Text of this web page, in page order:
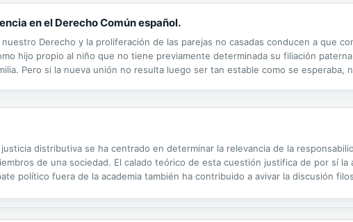
en el Derecho Común español.
Derecho y la proliferación de las parejas no casadas conducen a que
hijo propio al niño que no tiene previamente determinada su filiación
Pero si la nueva unión no resulta luego ser tan estable como se
distributiva se ha centrado en determinar la relevancia de la
de una sociedad. El calado teórico de esta cuestión justifica de por sí
político fuera de la academia también ha contribuido a avivar la discusión